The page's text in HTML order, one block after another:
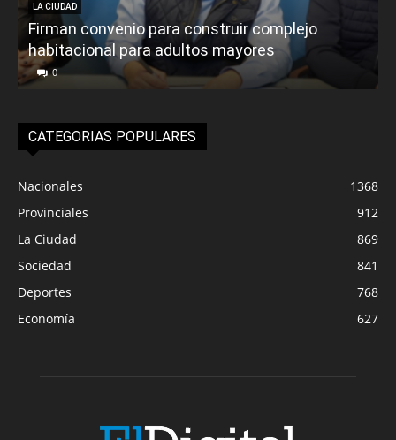
LA CIUDAD
Firman convenio para construir complejo
habitacional para adultos mayores
0
CATEGORIAS POPULARES
Nacionales
1368
Provinciales
912
La Ciudad
869
Sociedad
841
Deportes
768
Economía
627